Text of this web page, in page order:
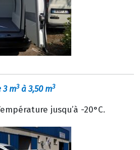
m3à 3,50 m3
jusqu’à -20°C.